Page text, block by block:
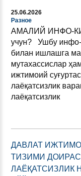
25.06.2026
Разное
АМАЛИЙ ИНФО-
учун? Ушбу инфо-
билан ишлашга
мутахассислар
ижтимоий
лаёқатсизлик
лаёқатсизлик
ДАВЛАТ
ТИЗИМИ
ЛАЁҚАТСИЗЛИК